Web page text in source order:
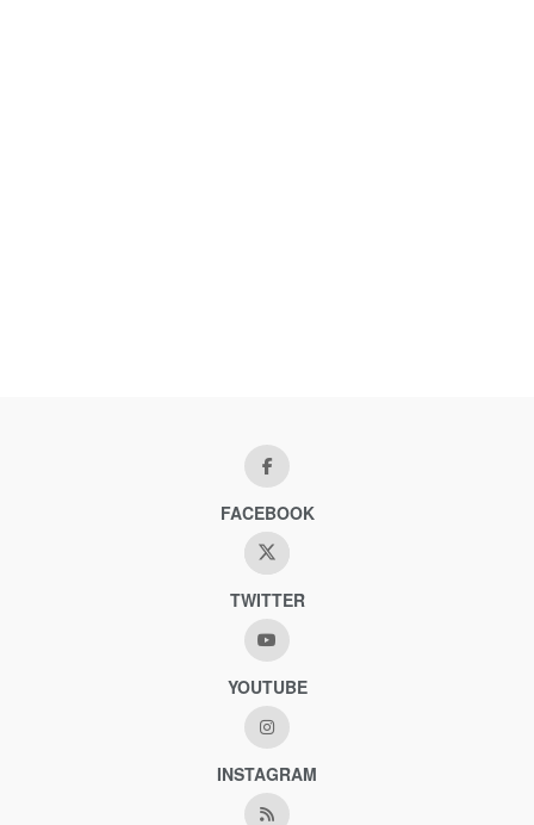
FACEBOOK
TWITTER
YOUTUBE
INSTAGRAM